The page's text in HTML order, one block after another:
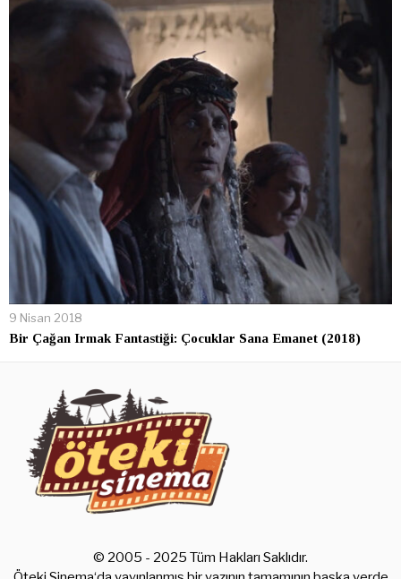
9 Nisan 2018
Bir Çağan Irmak Fantastiği: Çocuklar Sana Emanet (2018)
© 2005 - 2025 Tüm Hakları Saklıdır.